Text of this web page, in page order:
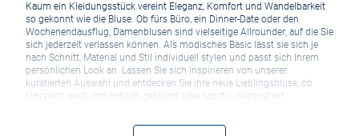
Kaum ein Kleidungsstück vereint Eleganz, Komfort und Wandelbarkeit
so gekonnt wie die Bluse. Ob fürs Büro, ein Dinner-Date oder den
Wochenendausflug, Damenblusen sind vielseitige Allrounder, auf die Sie
sich jederzeit verlassen können. Als modisches Basic lässt sie sich je
nach Schnitt, Material und Stil individuell stylen und passt sich Ihrem
persönlichen Look an. Lassen Sie sich inspirieren von unserer
kuratierten Auswahl und entdecken Sie Ihre neue Lieblingsbluse, ob
klassisch weiß, romantisch geblümt oder sportiv interpretiert.